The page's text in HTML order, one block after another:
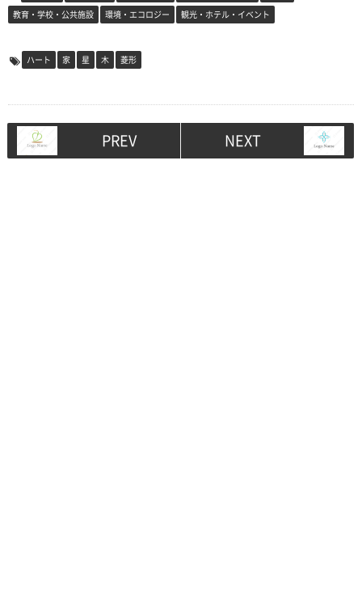
教育・学校・公共施設
環境・エコロジー 観光・ホテル・イベント
ハート 家 星 木 菱形
PREV NEXT